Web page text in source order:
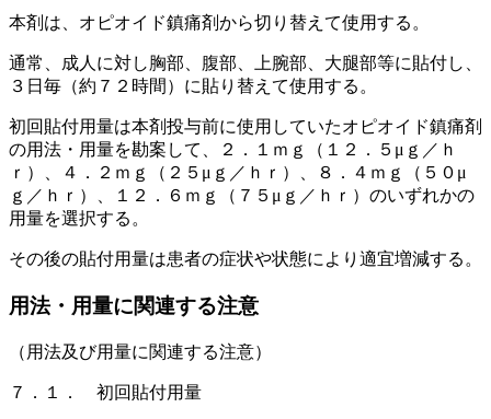
本剤は、オピオイド鎮痛剤から切り替えて使用する。
通常、成人に対し胸部、腹部、上腕部、大腿部等に貼付し、
３日毎（約７２時間）に貼り替えて使用する。
初回貼付用量は本剤投与前に使用していたオピオイド鎮痛剤
の用法・用量を勘案して、２．１ｍｇ（１２．５μｇ／ｈ
ｒ）、４．２ｍｇ（２５μｇ／ｈｒ）、８．４ｍｇ（５０μ
ｇ／ｈｒ）、１２．６ｍｇ（７５μｇ／ｈｒ）のいずれかの
用量を選択する。
その後の貼付用量は患者の症状や状態により適宜増減する。
用法・用量に関連する注意
（用法及び用量に関連する注意）
７．１． 初回貼付用量